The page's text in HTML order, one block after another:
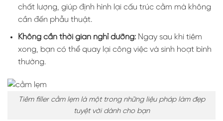
chất lượng, giúp định hình lại cấu trúc cằm mà không
cần đến phẫu thuật.
Không cần thời gian nghỉ dưỡng:Ngay sau khi tiêm
xong, bạn có thể quay lại công việc và sinh hoạt bình
thường.
Tiêm filler cằm lẹm là một trong những liệu pháp làm đẹp
tuyệt vời dành cho bạn